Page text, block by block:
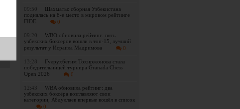
09:50
Шахматы: сборная Узбекистана
поднялась на 8-е место в мировом рейтинге
FIDE
0
09:20
WBO обновила рейтинг: пять
узбекских боксёров вошли в топ-15, лучший
результат у Исраила Мадримова
0
13:28
Гулрухбегим Тохиржонова стала
победительницей турнира Granada Chess
Open 2026
0
12:43
WBA обновила рейтинг: два
узбекских боксёра возглавляют свои
категории, Абдуллаев впервые вошёл в список
0